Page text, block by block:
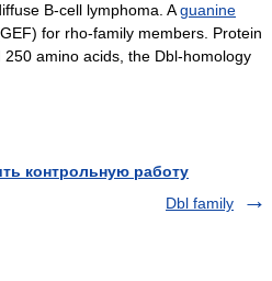
B-cell lymphoma. Aguanine
for rho-family members. Protein
250 amino acids, the Dbl-homology
контрольную работу
Dbl family